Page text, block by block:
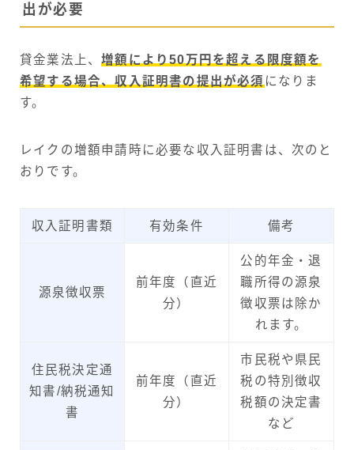
出が必要
貸金業法上、増額により50万円を超える限度額を
希望する場合、収入証明書の提出が必須 になりま
す。
レイクの増額申請時に必要な収入証明書は、次のと
おりです。
収入証明書類 有効条件 備考
源泉徴収票
前年度（直近
分）
公的年金・退
職所得の源泉
徴収票は除か
れます。
住民税決定通
知書/納税通知
書
前年度（直近
分）
市民税や県民
税の特別徴収
税額の決定書
など